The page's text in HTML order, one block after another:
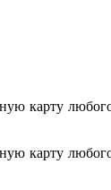
карту
карту